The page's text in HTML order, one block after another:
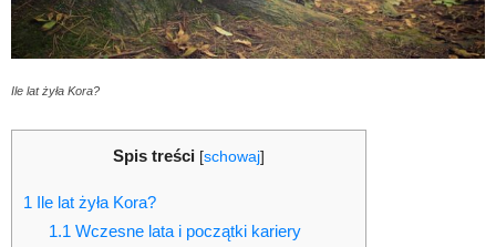
Ile lat żyła Kora?
Spis treści [schowaj]
1 Ile lat żyła Kora?
1.1 Wczesne lata i początki kariery